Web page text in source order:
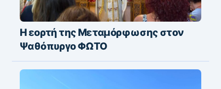
Η εορτή της Μεταμόρφωσης στον
Ψαθόπυργο ΦΩΤΟ